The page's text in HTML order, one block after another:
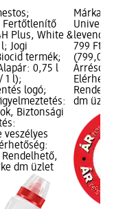
Fertőtlenítő
Plus, White &
Jogi
termék;
0,75 l
1 l);
logó;
Biztonsági
veszélyes
dm üzlet
Márka:
799 Ft;
(799,00
dm